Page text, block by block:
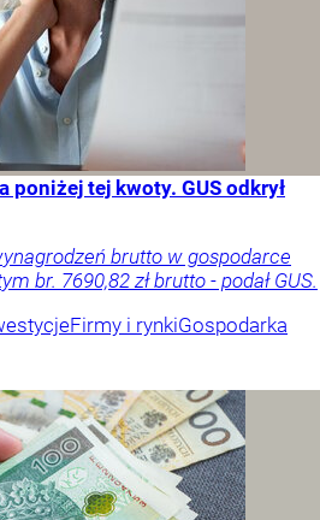
poniżej tej kwoty. GUS odkrył
brutto w gospodarce
br. 7690,82 zł brutto - podał GUS.
Firmy i rynkiGospodarka